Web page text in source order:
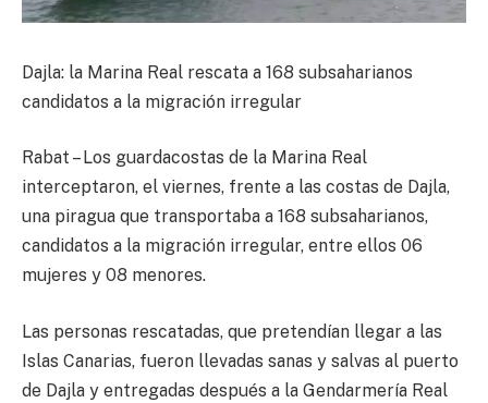
Dajla: la Marina Real rescata a 168 subsaharianos
candidatos a la migración irregular
Rabat – Los guardacostas de la Marina Real
interceptaron, el viernes, frente a las costas de Dajla,
una piragua que transportaba a 168 subsaharianos,
candidatos a la migración irregular, entre ellos 06
mujeres y 08 menores.
Las personas rescatadas, que pretendían llegar a las
Islas Canarias, fueron llevadas sanas y salvas al puerto
de Dajla y entregadas después a la Gendarmería Real